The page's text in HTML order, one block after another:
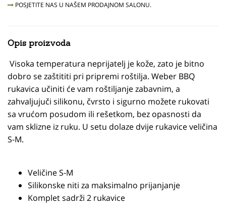
POSJETITE NAS U NAŠEM PRODAJNOM SALONU.
Opis proizvoda
Visoka temperatura neprijatelj je kože, zato je bitno
dobro se zaštititi pri pripremi roštilja. Weber BBQ
rukavica učiniti će vam roštiljanje zabavnim, a
zahvaljujuči silikonu, čvrsto i sigurno možete rukovati
sa vrućom posudom ili rešetkom, bez opasnosti da
vam sklizne iz ruku. U setu dolaze dvije rukavice veličina
S-M.
Veličine S-M
Silikonske niti za maksimalno prijanjanje
Komplet sadrži 2 rukavice